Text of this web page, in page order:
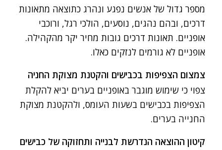
מספר גדול של אנשים נפגע ונהרג כתוצאה מתאונות
דרכים, ובהם נהגים, נוסעים, הולכי רגל, ורוכבי
אופניים. תאונות דרכים גובות מחיר יקר מהקהילה.
אופניים לא גורמים לנזקים כאלו.
צמצום הצפיפות בכבישים והקטנת מצוקת החניה
צפוי כי שימוש מוגבר באופניים בערים יביא להקלת
הצפיפות בכבישים בשעות העומס, ולהקטנת מצוקת
החנייה בערים.
קיטון ההוצאה הנדרשת לבנייה ותחזוקה של כבישים